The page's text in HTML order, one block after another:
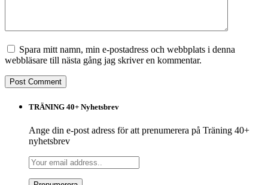
Spara mitt namn, min e-postadress och webbplats i denna
webbläsare till nästa gång jag skriver en kommentar.
TRÄNING 40+ Nyhetsbrev
Ange din e-post adress för att prenumerera på Träning 40+
nyhetsbrev